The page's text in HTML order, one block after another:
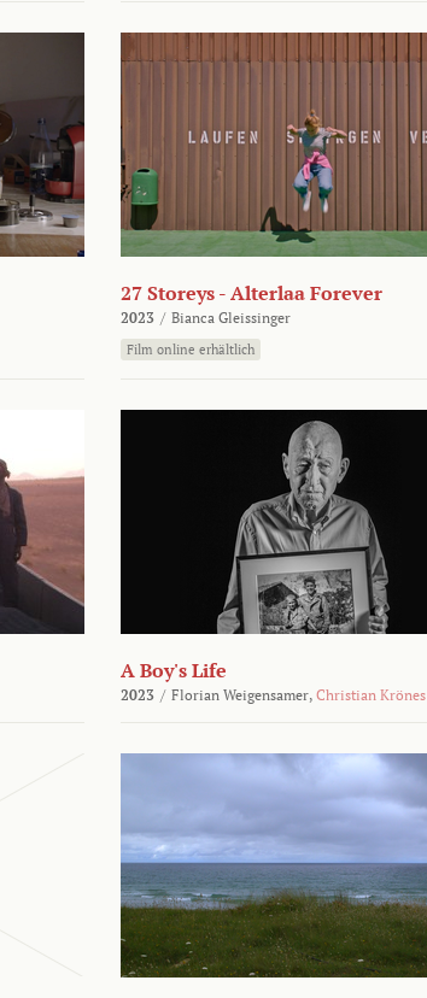
27 Storeys - Alterlaa Forever
2023 / Bianca Gleissinger
Film online erhältlich
A Boy's Life
2023 / Florian Weigensamer, Christian Krönes